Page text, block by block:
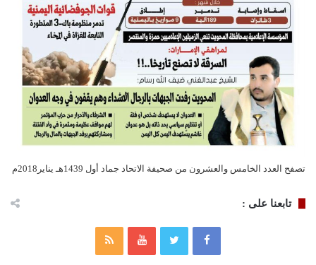
تصفح العدد الخامس والعشرون من صحيفة الاتحاد جماد أول 1439هـ يناير2018م
تابعنا على :